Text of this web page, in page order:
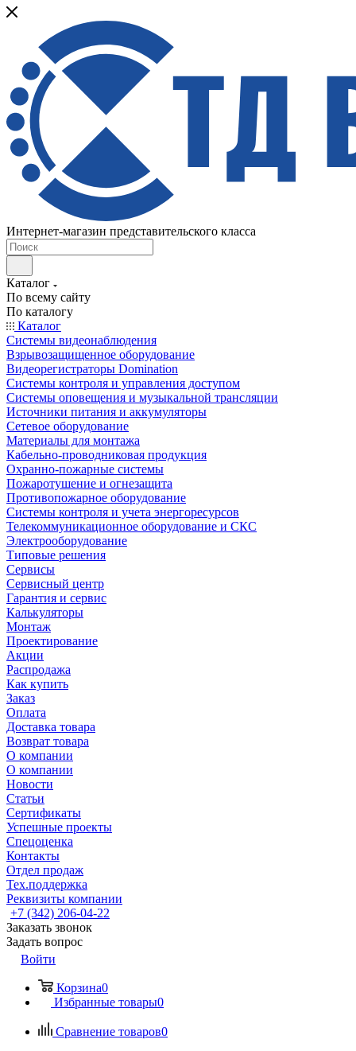
Интернет-магазин представительского класса
Каталог
По всему сайту
По каталогу
Каталог
Системы видеонаблюдения
Взрывозащищенное оборудование
Видеорегистраторы Domination
Системы контроля и управления доступом
Системы оповещения и музыкальной трансляции
Источники питания и аккумуляторы
Сетевое оборудование
Материалы для монтажа
Кабельно-проводниковая продукция
Охранно-пожарные системы
Пожаротушение и огнезащита
Противопожарное оборудование
Системы контроля и учета энергоресурсов
Телекоммуникационное оборудование и СКС
Электрооборудование
Типовые решения
Сервисы
Сервисный центр
Гарантия и сервис
Калькуляторы
Монтаж
Проектирование
Акции
Распродажа
Как купить
Заказ
Оплата
Доставка товара
Возврат товара
О компании
О компании
Новости
Статьи
Сертификаты
Успешные проекты
Спецоценка
Контакты
Отдел продаж
Тех.поддержка
Реквизиты компании
+7 (342) 206-04-22
Заказать звонок
Задать вопрос
Войти
Корзина0
Избранные товары0
Сравнение товаров0